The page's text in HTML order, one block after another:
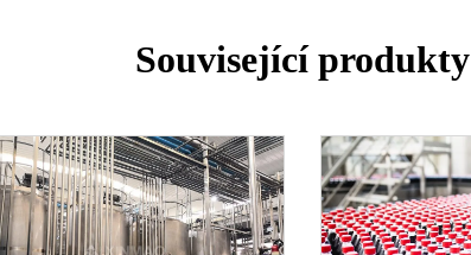
Související produkty